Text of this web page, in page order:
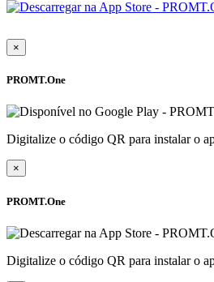
×
PROMT.One
Digitalize o código QR para instalar o
×
PROMT.One
Digitalize o código QR para instalar o